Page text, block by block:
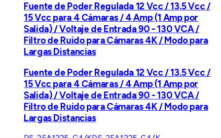
Fuente de Poder Regulada 12 Vcc / 13.5 Vcc /
15 Vcc para 4 Cámaras / 4 Amp (1 Amp por
Salida) / Voltaje de Entrada 90 - 130 VCA /
Filtro de Ruido para Cámaras 4K / Modo para
Largas Distancias
Fuente de Poder Regulada 12 Vcc / 13.5 Vcc /
15 Vcc para 4 Cámaras / 4 Amp (1 Amp por
Salida) / Voltaje de Entrada 90 - 130 VCA /
Filtro de Ruido para Cámaras 4K / Modo para
Largas Distancias